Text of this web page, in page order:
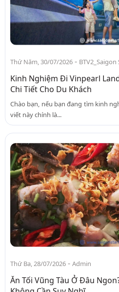
Thứ Năm, 30/07/2026 - BTV2_Saigon
Kinh Nghiệm Đi Vinpearl
Chi Tiết Cho Du Khách
Chào bạn, nếu bạn đang tìm kinh
viết này chính là...
Thứ Ba, 28/07/2026 - Admin
Ăn Tối Vũng Tàu Ở Đâu